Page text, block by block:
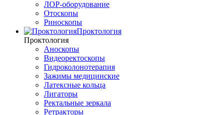
ЛОР-оборудование
Отоскопы
Риноскопы
Проктология
Проктология
Аноскопы
Видеоректоскопы
Гидроколонотерапия
Зажимы медицинские
Латексные кольца
Лигаторы
Ректальные зеркала
Ретракторы